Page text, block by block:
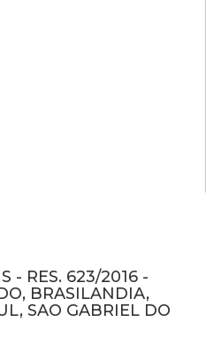
- RES. 623/2016 -
BRASILANDIA,
SAO GABRIEL DO